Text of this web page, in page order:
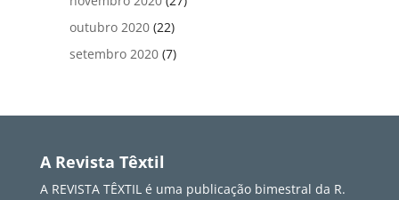
outubro 2020 (22)
setembro 2020 (7)
A Revista Têxtil
A REVISTA TÊXTIL é uma publicação bimestral da R.